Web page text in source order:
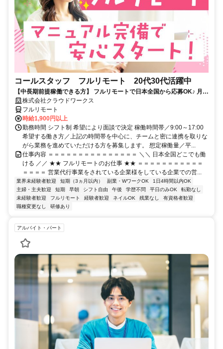
コールスタッフ フルリモート 20代30代活躍中
【中長期前提稼働できる方】 フルリモートで日本全国から応募OK♪ 月稼
働80時間で安定収入！
株式会社クラウドワークス
フルリモート
時給1,900円以上
勤務時間 シフト制 希望により面談で決定 稼働時間帯／9:00～17:00
希望する働き方／上記の時間帯を中心に、チームと密に連携を取りな
がら業務を進めていただける方を募集します。 想定稼働量／平...
仕事内容 ＝＝＝＝＝＝＝＝＝＝＝＝＝＝＝ ＼＼ 日本全国どこでも働
ける ／／ ★★ フルリモートのお仕事 ★★ ＝＝＝＝＝＝＝＝＝＝＝
＝＝＝＝ 営業代行事業をされている企業様をしている企業での営...
業界未経験者歓迎 短期（3ヵ月以内） 副業・WワークOK
1日4時間以内OK
主婦・主夫歓迎
短期 早朝 シフト自由 午後 学歴不問 平日のみOK
転勤なし
未経験者歓迎
フルリモート 経験者歓迎 ネイルOK 残業なし
有資格者歓迎
職種変更なし
研修あり
アルバイト・パート